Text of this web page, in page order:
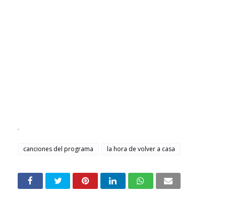
.
canciones del programa la hora de volver a casa